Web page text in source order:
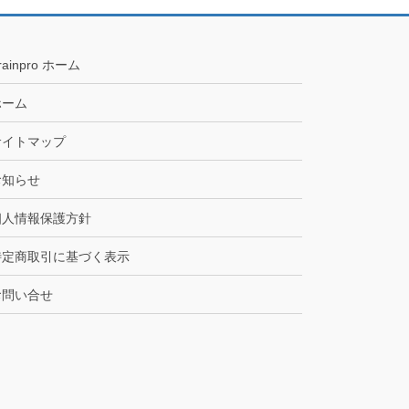
ホーム
ム
トマップ
知らせ
情報保護方針
商取引に基づく表示
問い合せ